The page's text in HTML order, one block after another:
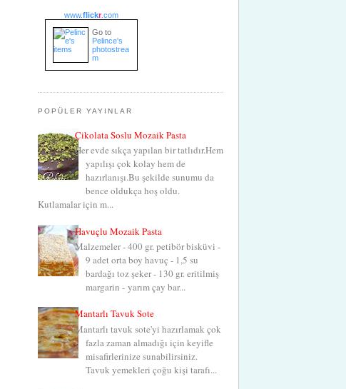
www.flickr.com
Go to
Pelince's
photostrea
m
POPÜLER YAYINLAR
Çikolata Soslu Mozaik Pasta
Her evde sıkça yapılan bir tatlıdır.Hem
yapılışı çok kolay hem de
hazırlanışı.Bu şekilde sunumu da
bence oldukça hoş oldu.
Kutlamalar için m...
Havuçlu Mozaik Pasta
Malzemeler - 400 gr. petibör bisküvi -
9 adet orta boy havuç - 1,5 su
bardağı toz şeker - 130 gr. eritilmiş
margarin - yarım çay bar...
Mantarlı Tavuk Sote
Mantarlı tavuk sote'yi hazırlamak çok
fazla zaman almadığı için keyifle
misafirlerinize sunabilirsiniz.
Tavuk yemekleri çoğu kişi tarafı...